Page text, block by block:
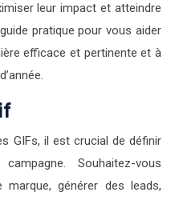
leur impact et atteindre
pratique pour vous aider
efficace et pertinente et à
GIFs, il est crucial de définir
Souhaitez-vous
générer des leads,